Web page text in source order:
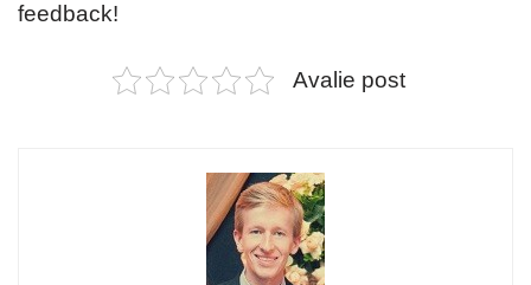
feedback!
Avalie post